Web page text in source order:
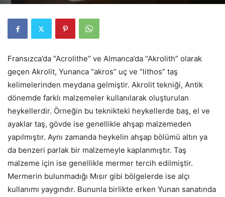
Fransızca’da “Acrolithe” ve Almanca’da “Akrolith” olarak
geçen Akrolit, Yunanca “akros” uç ve “lithos” taş
kelimelerinden meydana gelmiştir. Akrolit tekniği, Antik
dönemde farklı malzemeler kullanılarak oluşturulan
heykellerdir. Örneğin bu teknikteki heykellerde baş, el ve
ayaklar taş, gövde ise genellikle ahşap malzemeden
yapılmıştır. Aynı zamanda heykelin ahşap bölümü altın ya
da benzeri parlak bir malzemeyle kaplanmıştır. Taş
malzeme için ise genellikle mermer tercih edilmiştir.
Mermerin bulunmadığı Mısır gibi bölgelerde ise alçı
kullanımı yaygındır. Bununla birlikte erken Yunan sanatında